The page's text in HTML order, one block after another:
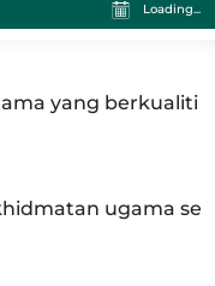
Loading...
yang berkualiti
ugama